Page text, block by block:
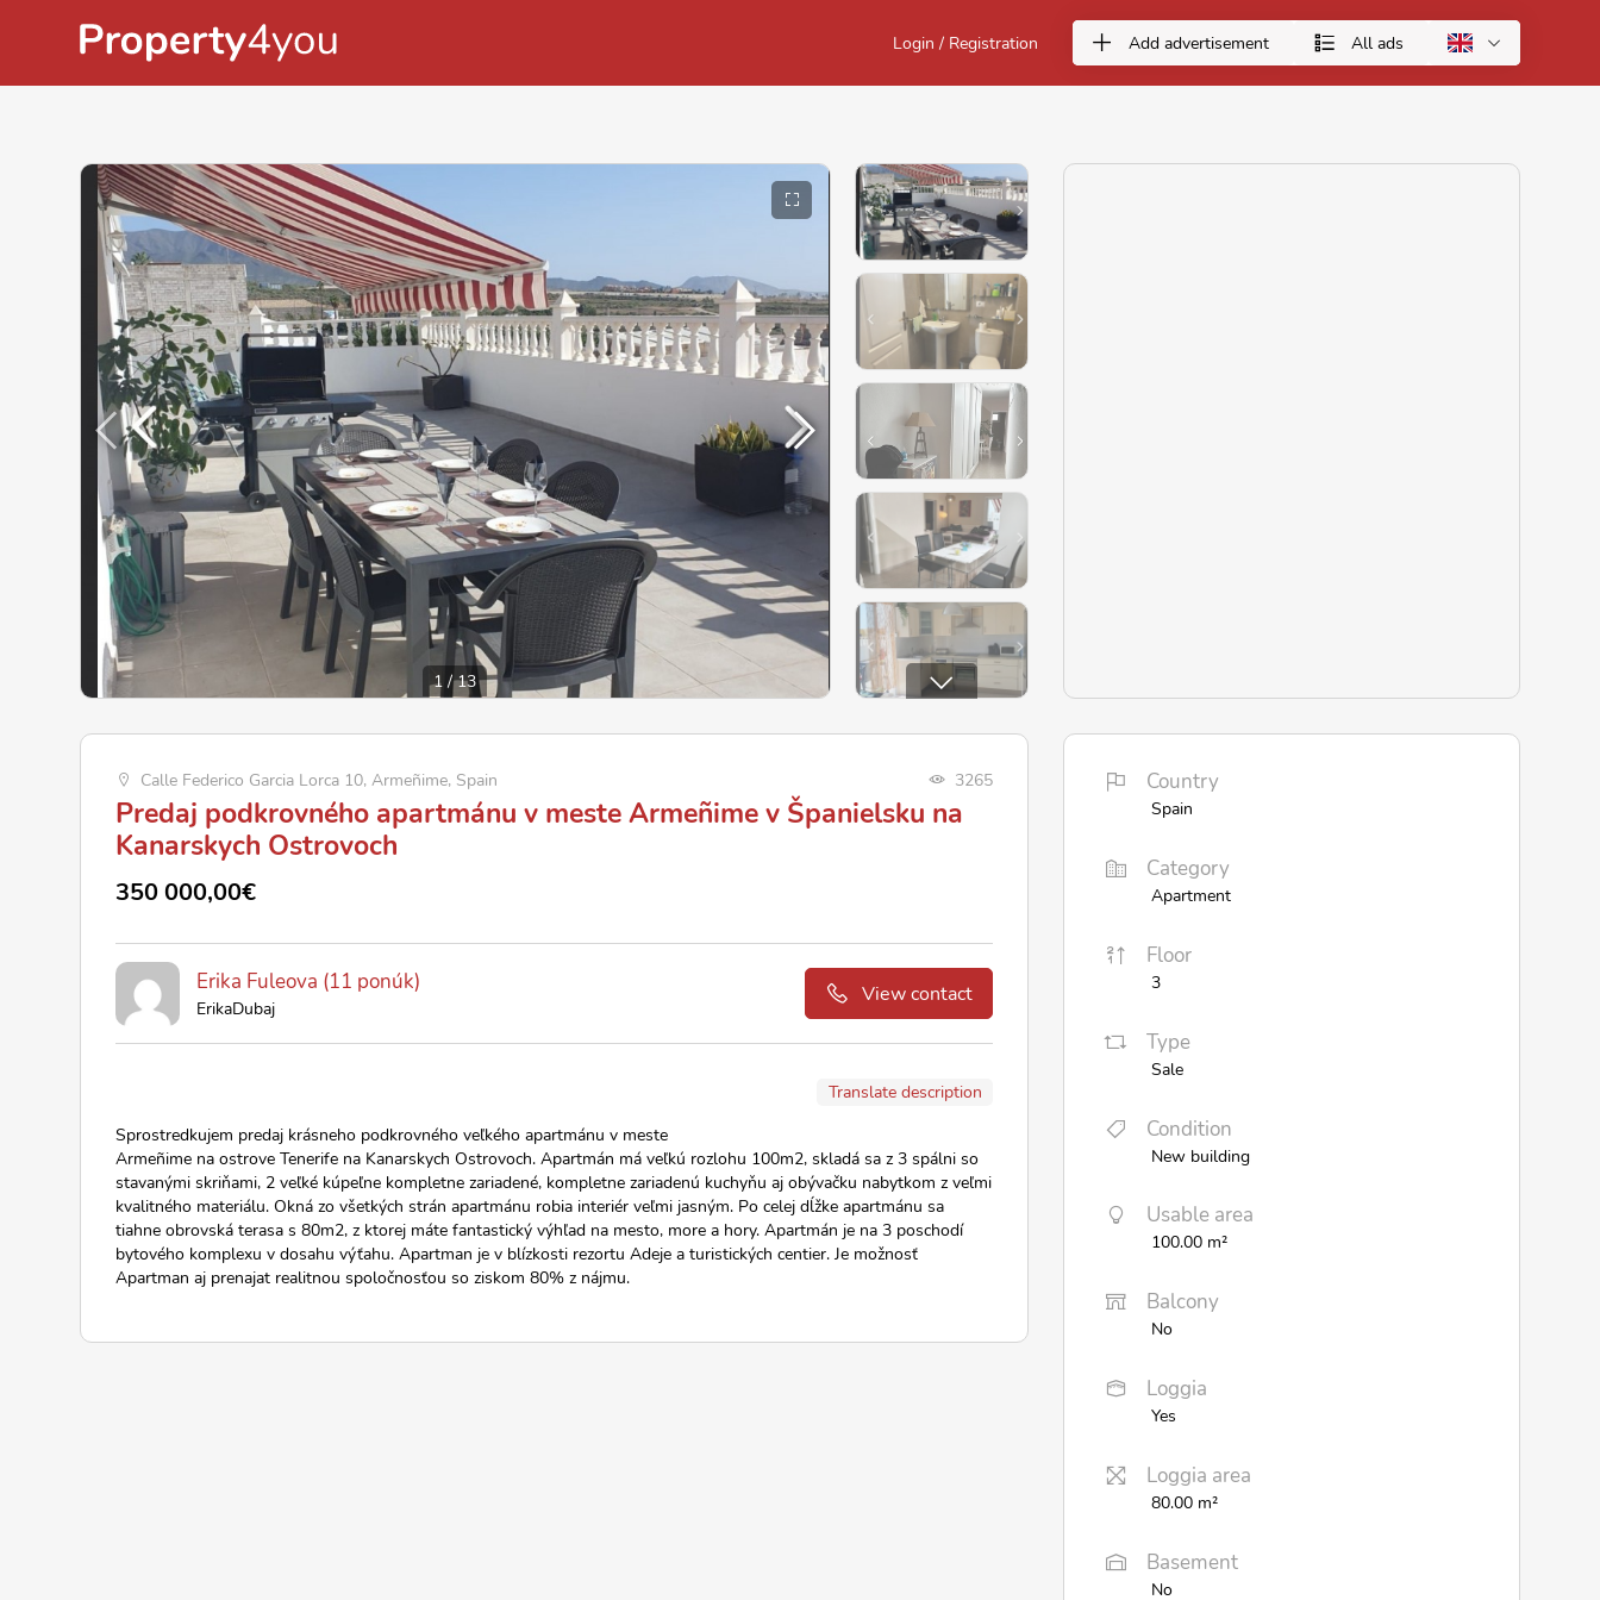
Login / Registration Add advertisement All ads
1 /13
Calle Federico Garcia Lorca 10, Armeñime, Spain 3265
Predaj podkrovného apartmánu v meste Armeñime v Španielsku na
Kanarskych Ostrovoch
350 000,00€
Erika Fuleova (11 ponúk)
ErikaDubaj
View contact
Translate description
Sprostredkujem predaj krásneho podkrovného veľkého apartmánu v meste
Armeñime na ostrove Tenerife na Kanarskych Ostrovoch. Apartmán má veľkú rozlohu 100m2, skladá sa z 3 spálni so
stavanými skriňami, 2 veľké kúpeľne kompletne zariadené, kompletne zariadenú kuchyňu aj obývačku nabytkom z veľmi
kvalitného materiálu. Okná zo všetkých strán apartmánu robia interiér veľmi jasným. Po celej dĺžke apartmánu sa
tiahne obrovská terasa s 80m2, z ktorej máte fantastický výhľad na mesto, more a hory. Apartmán je na 3 poschodí
bytového komplexu v dosahu výťahu. Apartman je v blízkosti rezortu Adeje a turistických centier. Je možnosť
Apartman aj prenajat realitnou spoločnosťou so ziskom 80% z nájmu.
Country
Spain
Category
Apartment
Floor
3
Type
Sale
Condition
New building
Usable area
100.00 m²
Balcony
No
Loggia
Yes
Loggia area
80.00 m²
Basement
No